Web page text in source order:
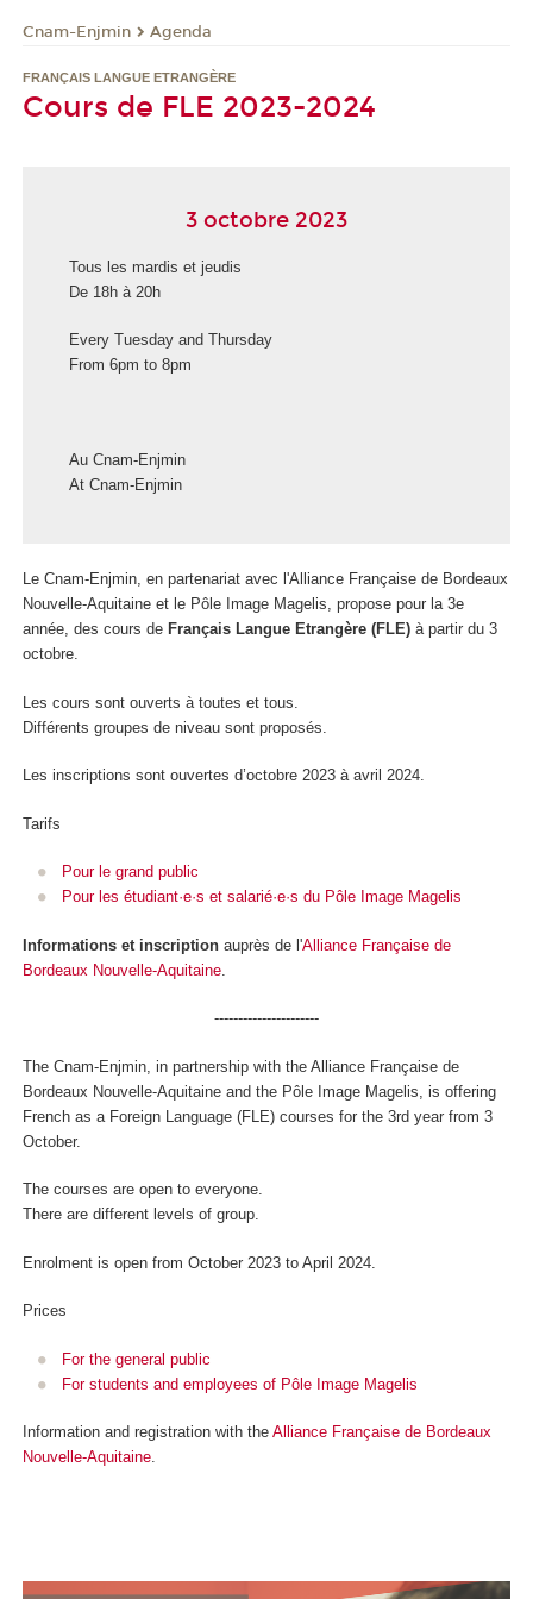
Cnam-Enjmin Agenda
FRANÇAIS LANGUE ETRANGÈRE
Cours de FLE 2023-2024
3 octobre 2023
Tous les mardis et jeudis
De 18h à 20h
Every Tuesday and Thursday
From 6pm to 8pm
Au Cnam-Enjmin
At Cnam-Enjmin
Le Cnam-Enjmin, en partenariat avec l'Alliance Française de Bordeaux
Nouvelle-Aquitaine et le Pôle Image Magelis, propose pour la 3e
année, des cours de Français Langue Etrangère (FLE) à partir du 3
octobre.
Les cours sont ouverts à toutes et tous.
Différents groupes de niveau sont proposés.
Les inscriptions sont ouvertes d’octobre 2023 à avril 2024.
Tarifs
Pour le grand public
Pour les étudiant·e·s et salarié·e·s du Pôle Image Magelis
Informations et inscription auprès de l'Alliance Française de
Bordeaux Nouvelle-Aquitaine
----------------------
The Cnam-Enjmin, in partnership with the Alliance Française de
Bordeaux Nouvelle-Aquitaine and the Pôle Image Magelis, is offering
French as a Foreign Language (FLE) courses for the 3rd year from 3
October.
The courses are open to everyone.
There are different levels of group.
Enrolment is open from October 2023 to April 2024.
Prices
For the general public
For students and employees of Pôle Image Magelis
Information and registration with the Alliance Française de Bordeaux
Nouvelle-Aquitaine.